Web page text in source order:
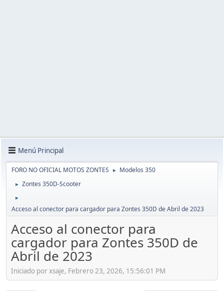
Menú Principal
FORO NO OFICIAL MOTOS ZONTES ► Modelos 350
► Zontes 350D-Scooter
►
Acceso al conector para cargador para Zontes 350D de Abril de 2023
Acceso al conector para
cargador para Zontes 350D de
Abril de 2023
Iniciado por xsaje, Febrero 23, 2026, 15:56:01 PM